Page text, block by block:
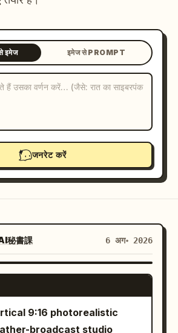
इमेज इमेज से PROMPT
जनरेट करें
秘書課 6 अग॰ 2026
GPT IMAGE 2
9:16 photorealistic
broadcast studio